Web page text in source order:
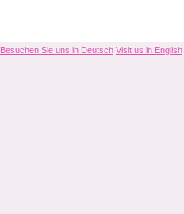
Besuchen Sie uns in Deutsch Visit us in English